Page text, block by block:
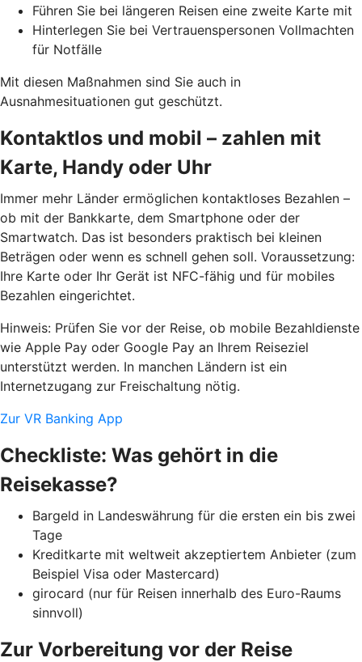
Führen Sie bei längeren Reisen eine zweite Karte mit
Hinterlegen Sie bei Vertrauenspersonen Vollmachten
für Notfälle
Mit diesen Maßnahmen sind Sie auch in
Ausnahmesituationen gut geschützt.
Kontaktlos und mobil – zahlen mit
Karte, Handy oder Uhr
Immer mehr Länder ermöglichen kontaktloses Bezahlen –
ob mit der Bankkarte, dem Smartphone oder der
Smartwatch. Das ist besonders praktisch bei kleinen
Beträgen oder wenn es schnell gehen soll. Voraussetzung:
Ihre Karte oder Ihr Gerät ist NFC-fähig und für mobiles
Bezahlen eingerichtet.
Hinweis: Prüfen Sie vor der Reise, ob mobile Bezahldienste
wie Apple Pay oder Google Pay an Ihrem Reiseziel
unterstützt werden. In manchen Ländern ist ein
Internetzugang zur Freischaltung nötig.
Zur VR Banking App
Checkliste: Was gehört in die
Reisekasse?
Bargeld in Landeswährung für die ersten ein bis zwei
Tage
Kreditkarte mit weltweit akzeptiertem Anbieter (zum
Beispiel Visa oder Mastercard)
girocard (nur für Reisen innerhalb des Euro-Raums
sinnvoll)
Zur Vorbereitung vor der Reise